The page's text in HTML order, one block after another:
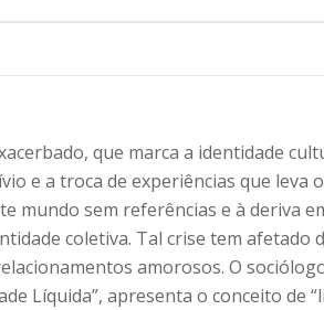
que marca a identidade
e a troca de experiências que leva
mundo sem referências e à deriva
coletiva. Tal crise tem afetado
amorosos. O
Líquida”, apresenta o conceito de